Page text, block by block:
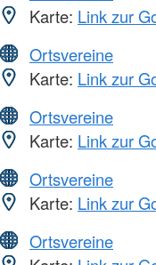
Karte: Link zur
Ortsvereine
Karte: Link zur
Ortsvereine
Karte: Link zur
Ortsvereine
Karte: Link zur
Ortsvereine